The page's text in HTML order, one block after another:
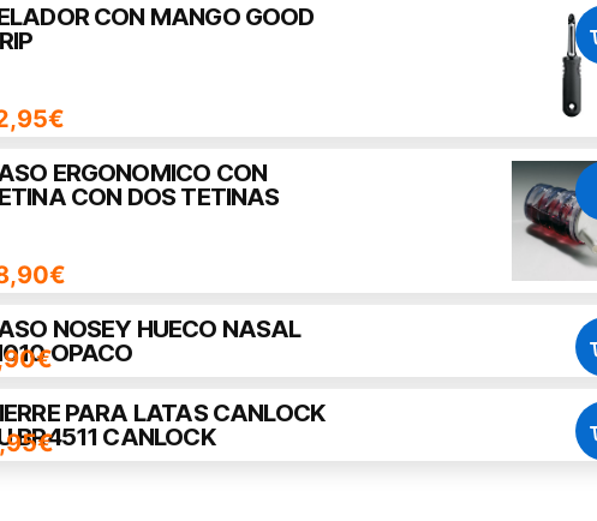
CON MANGO GOOD
€
ERGONOMICO CON
CON DOS TETINAS
€
NOSEY HUECO NASAL
OPACO
€
PARA LATAS CANLOCK
BR4511 CANLOCK
€